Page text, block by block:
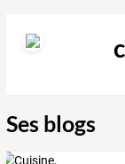
Ses blogs